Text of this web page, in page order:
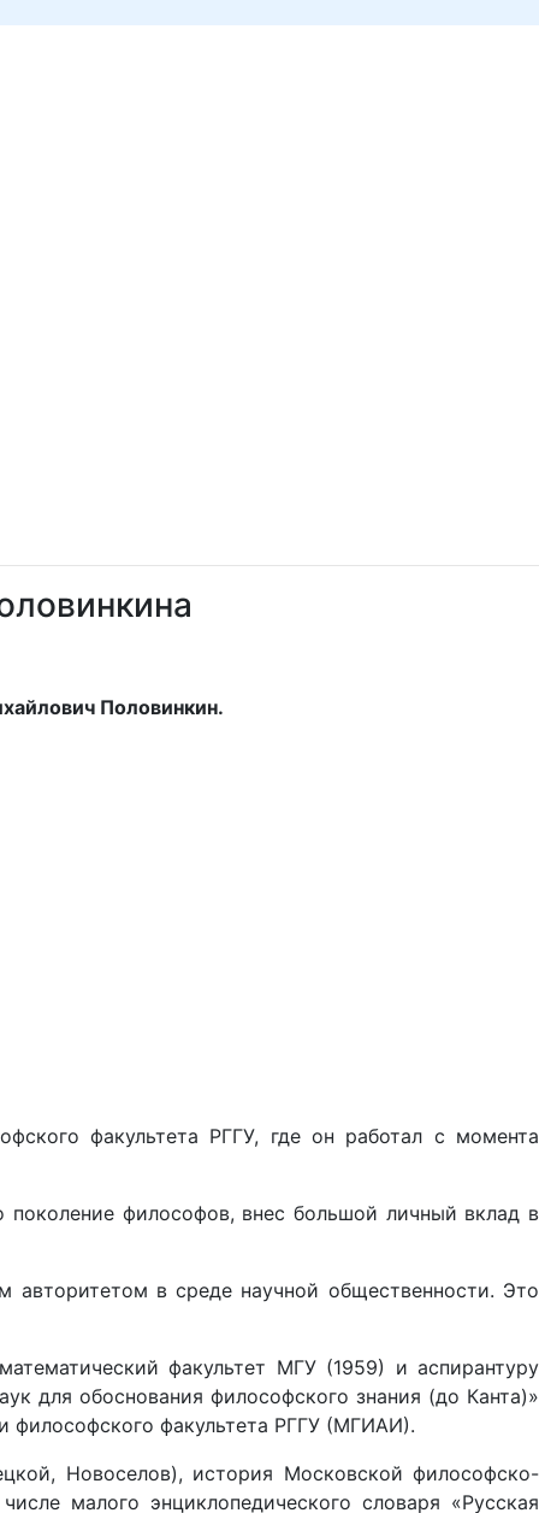
Половинкин.
факультета РГГУ, где он работал с момента
философов, внес большой личный вклад в
в среде научной общественности. Это
факультет МГУ (1959) и аспирантуру
для обоснования философского знания (до Канта)»
философского факультета РГГУ (МГИАИ).
Новоселов), история Московской философско-
малого энциклопедического словаря «Русская